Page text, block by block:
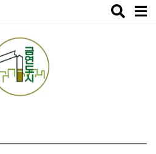
Toggle